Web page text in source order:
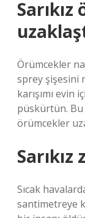
Örümcekler
sprey şişesini
karışımı
püskürtün.
örümcekler
Sarıkız
Sıcak
santimetreye